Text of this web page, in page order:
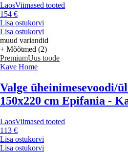
LaosViimased tooted
154 €
Lisa ostukorvi
Lisa ostukorvi
muud variandid
+ Mõõtmed (2)
PremiumUus toode
Kave Home
Valge üheinimesevoodi/
150x220 cm Epifania -
LaosViimased tooted
113 €
Lisa ostukorvi
Lisa ostukorvi